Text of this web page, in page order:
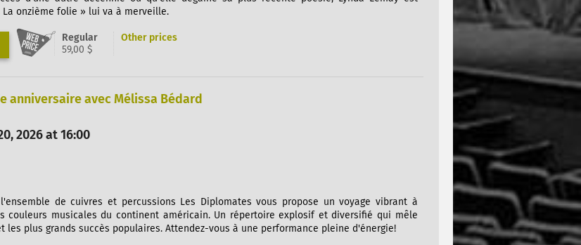
onzième folie » lui va à merveille.
Regular
59,00 $
Other prices
anniversaire avec Mélissa Bédard
2026 at 16:00
de cuivres et percussions Les Diplomates vous propose un voyage vibrant à
couleurs musicales du continent américain. Un répertoire explosif et diversifié qui mêle
les plus grands succès populaires. Attendez-vous à une performance pleine d'énergie!